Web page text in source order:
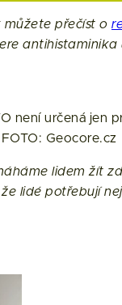
můžete přečíst o
není určená
Geocore.cz
lidem žít
lidé potřebují